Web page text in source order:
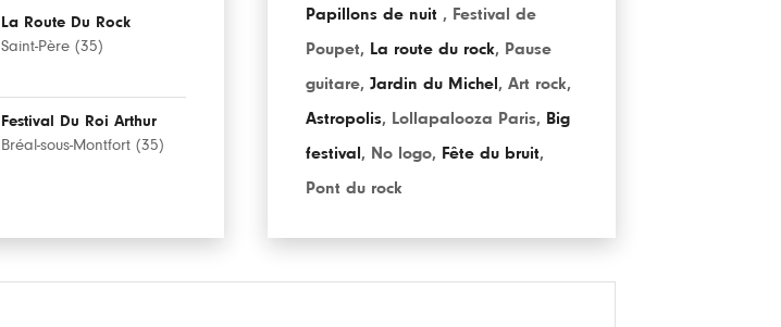
La Route Du Rock
Saint-Père (35)
Festival Du Roi Arthur
Bréal-sous-Montfort (35)
Papillons de nuit , Festival de
Poupet, La route du rock, Pause
guitare, Jardin du Michel , Art rock,
Astropolis, Lollapalooza Paris, Big
festival , No logo, Fête du bruit,
Pont du rock